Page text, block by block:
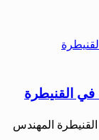
القنيطرة
المهندس